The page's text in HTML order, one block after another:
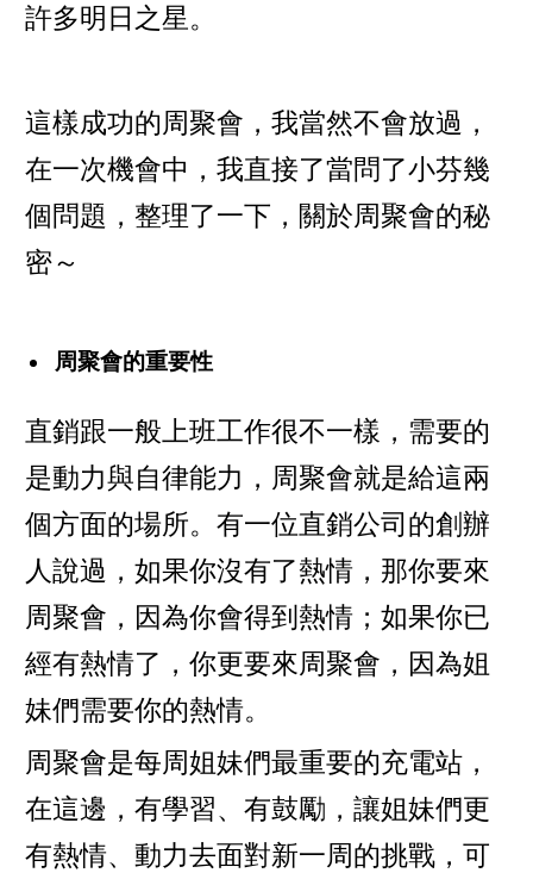
許多明日之星。
這樣成功的周聚會，我當然不會放過，
在一次機會中，我直接了當問了小芬幾
個問題，整理了一下，關於周聚會的秘
密～
周聚會的重要性
直銷跟一般上班工作很不一樣，需要的
是動力與自律能力，周聚會就是給這兩
個方面的場所。有一位直銷公司的創辦
人說過，如果你沒有了熱情，那你要來
周聚會，因為你會得到熱情；如果你已
經有熱情了，你更要來周聚會，因為姐
妹們需要你的熱情。
周聚會是每周姐妹們最重要的充電站，
在這邊，有學習、有鼓勵，讓姐妹們更
有熱情、動力去面對新一周的挑戰，可